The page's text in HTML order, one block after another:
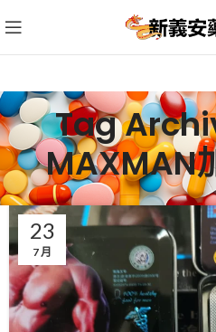
Tag
MAXMAN
23
7 月